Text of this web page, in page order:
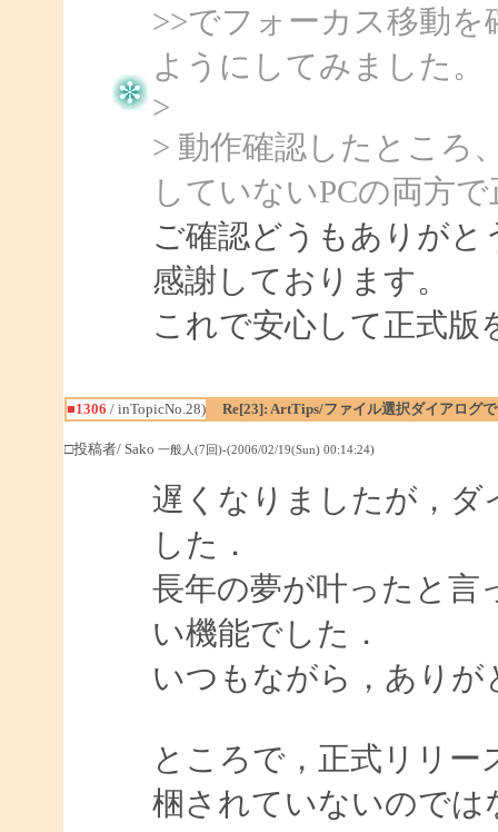
>>でフォーカス移動
ようにしてみました。
>
> 動作確認したところ
していないPCの両方
ご確認どうもありがと
感謝しております。
これで安心して正式版
■1306 / inTopicNo.28) Re[23]: ArtTips/ファイル選択ダイアログ
□投稿者/ Sako 一般人(7回)-(2006/02/19(Sun) 00:14:24)
遅くなりましたが，ダ
した．
長年の夢が叶ったと言
い機能でした．
いつもながら，ありが
ところで，正式リリ
梱されていないのでは